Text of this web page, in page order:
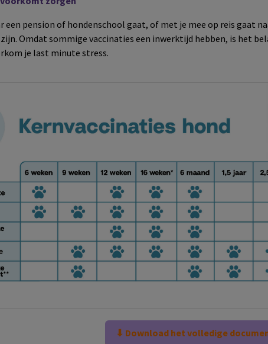
een pension of hondenschool gaat, of met je mee op reis gaat
Omdat sommige vaccinaties een inwerktijd hebben, is het
je last minute stress.
⬇ Download het volledige